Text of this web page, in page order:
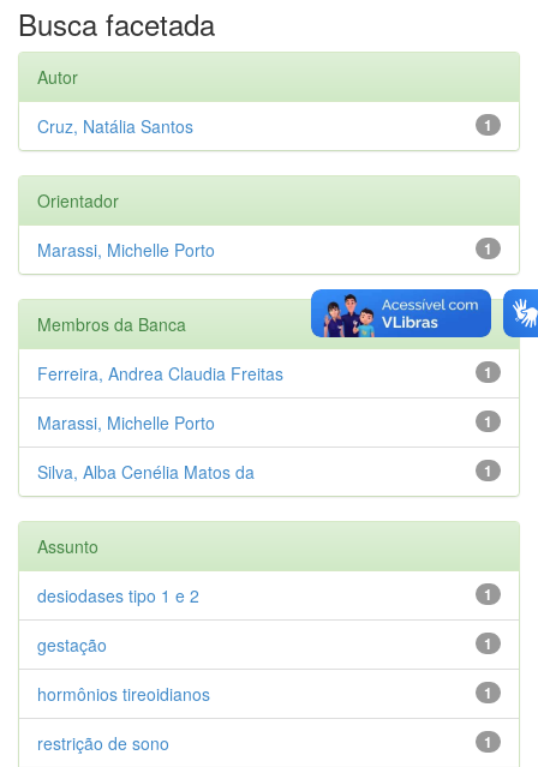
Busca facetada
Autor
1
Cruz, Natália Santos
Orientador
1
Marassi, Michelle Porto
Membros da Banca
1
Ferreira, Andrea Claudia Freitas
1
Marassi, Michelle Porto
1
Silva, Alba Cenélia Matos da
Assunto
1
desiodases tipo 1 e 2
1
gestação
1
hormônios tireoidianos
1
restrição de sono